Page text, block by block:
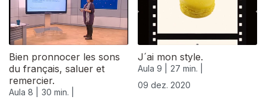
Bien pronnocer les sons
du français, saluer et
remercier.
Aula 8 |
30 min. |
J´ai mon style.
Aula 9 |
27 min. |
09 dez. 2020